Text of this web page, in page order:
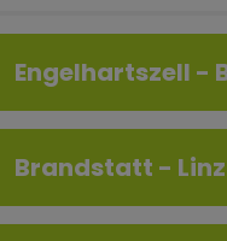
Engelhartszell -
Brandstatt - Linz